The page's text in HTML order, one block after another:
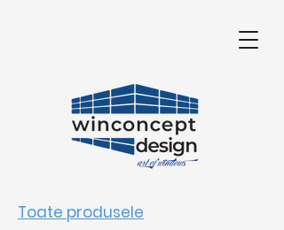
Toate produsele